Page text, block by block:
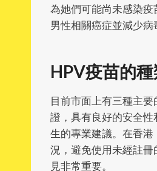
為她們可能尚未感染疫
男性相關癌症並減少病
HPV疫苗的
目前市面上有三種主
證，具有良好的安全
生的專業建議。在香
況，避免使用未經註
見非常重要。